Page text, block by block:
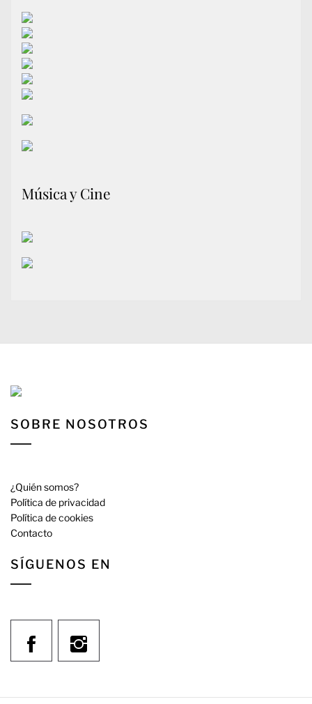
Música y Cine
SOBRE NOSOTROS
¿Quién somos?
Política de privacidad
Política de cookies
Contacto
SÍGUENOS EN